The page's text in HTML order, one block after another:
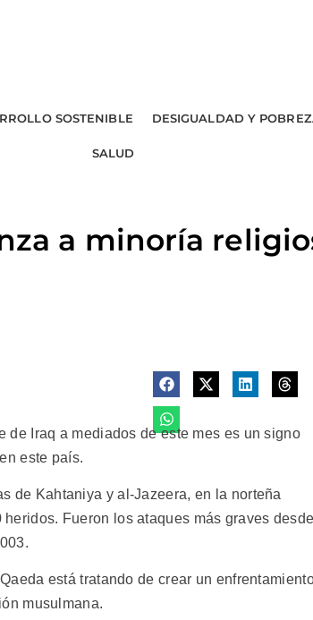
SOSTENIBLE DESIGUALDAD Y
SALUD
a minoría
de Iraq a mediados de este mes es un signo
este país.
de Kahtaniya y al-Jazeera, en la norteña
Fueron los ataques más graves
está tratando de crear un
musulmana.